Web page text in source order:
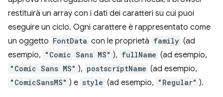
restituirà un array con i dati dei caratteri su cui puoi
eseguire un ciclo. Ogni carattere è rappresentato come
un oggetto FontData con le proprietà family (ad
esempio, "Comic Sans MS" ), fullName (ad esempio,
"Comic Sans MS" ), postscriptName (ad esempio,
"ComicSansMS" ) e style (ad esempio, "Regular" ).